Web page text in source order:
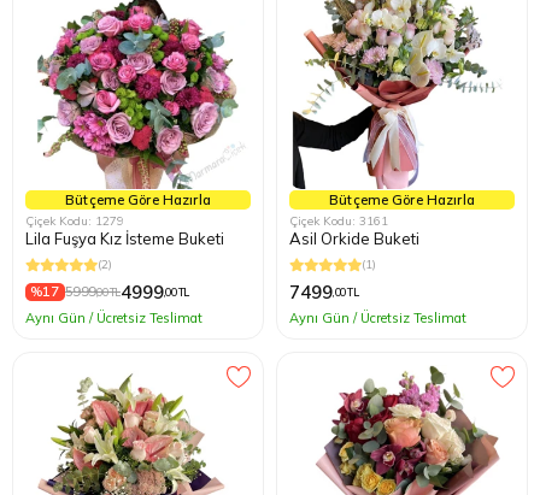
Bütçeme Göre Hazırla
Çiçek Kodu: 1279
Lila Fuşya Kız İsteme Buketi
(2)
%17 5999,00 TL4999,00 TL
Aynı Gün / Ücretsiz Teslimat
Bütçeme Göre Hazırla
Çiçek Kodu: 3161
Asil Orkide Buketi
(1)
7499,00 TL
Aynı Gün / Ücretsiz Teslimat